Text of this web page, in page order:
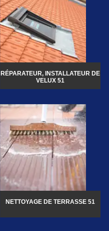
RÉPARATEUR, INSTALLATEUR DE
VELUX 51
NETTOYAGE DE TERRASSE 51